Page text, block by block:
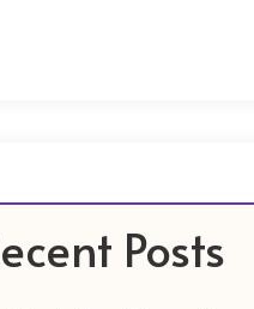
Posts